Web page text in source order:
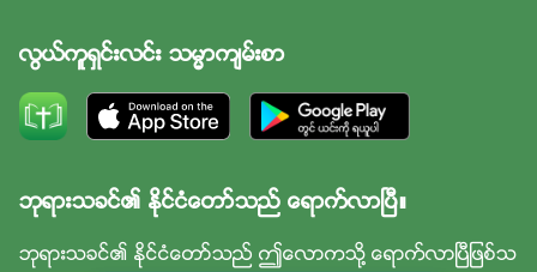
လြယ္ကူရွင္းလင္း သမၼာက်မ္းစာ
ဘုရားသခင္၏ ႏိုင္ငံေတာ္သည္ ေရာက္လာၿပီ။
ဘုရားသခင္၏ ႏိုင္ငံေတာ္သည္ ဤေလာကသို႔ ေရာက္လာၿပီျဖစ္သ